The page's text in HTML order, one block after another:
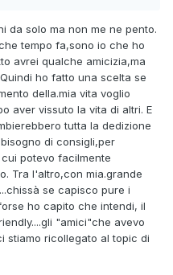
da solo ma non me ne pento.
tempo fa,sono io che ho
avrei qualche amicizia,ma
ho fatto una scelta se
della.mia vita voglio
aver vissuto la vita di altri. E
tutta la dedizione
di consigli,per
potevo facilmente
Tra l'altro,con mia.grande
se capisco pure i
ho capito che intendi, il
"amici"che avevo
stiamo ricollegato al topic di